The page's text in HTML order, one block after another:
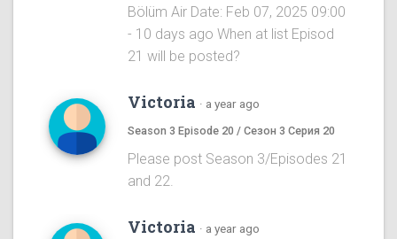
Bölüm Air Date: Feb 07, 2025 09:00
- 10 days ago When at list Episod
21 will be posted?
Victoria · a year ago
Season 3 Episode 20 / Сезон 3 Серия 20
Please post Season 3/Episodes 21
and 22.
Victoria · a year ago